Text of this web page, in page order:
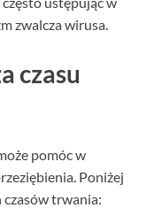
zwalcza wirusa.
czasu
pomóc w
Poniżej
trwania: